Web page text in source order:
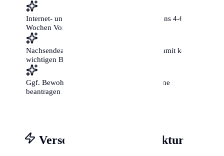
Internet- und Telefonanschluss mit mindestens 4-6
Wochen Vorlauf beantragen
Nachsendeauftrag bei der Post einrichten, damit keine
wichtigen Briefe verloren gehen
Ggf. Bewohnerparkausweis für die neue Zone
beantragen
Versorgung & Infrastruktur